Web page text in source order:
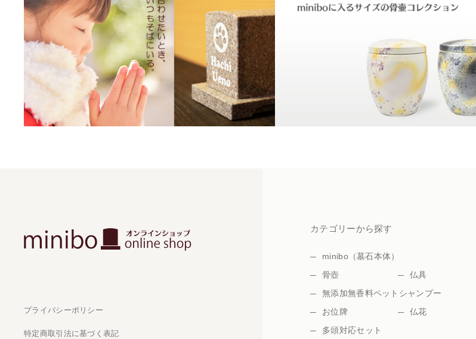
プライバシーポリシー
特定商取引法に基づく表記
カテゴリーから探す
minibo（墓石本体）
骨壺
仏具
無添加無香料ペットシャンプー
お位牌
仏花
多頭対応セット